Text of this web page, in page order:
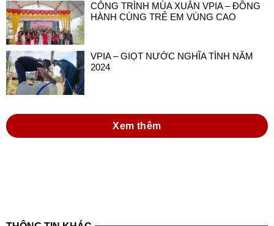
CÔNG TRÌNH MÙA XUÂN VPIA – ĐỒNG
HÀNH CÙNG TRẺ EM VÙNG CAO
VPIA – GIỌT NƯỚC NGHĨA TÌNH NĂM
2024
Xem thêm